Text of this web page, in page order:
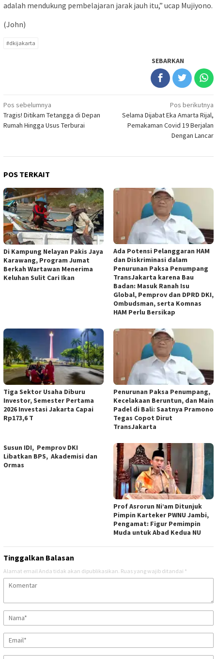
adalah mendukung pembelajaran jarak jauh itu,” ucap Mujiyono.
(John)
#dkijakarta
SEBARKAN
Navigasi
pos
Pos sebelumnya
Tragis! Ditikam Tetangga di Depan
Rumah Hingga Usus Terburai
Pos berikutnya
Selama Dijabat Eka Amarta Rijal,
Pemakaman Covid 19 Berjalan
Dengan Lancar
POS TERKAIT
Di Kampung Nelayan Pakis Jaya
Karawang, Program Jumat
Berkah Wartawan Menerima
Keluhan Sulit Cari Ikan
Ada Potensi Pelanggaran HAM
dan Diskriminasi dalam
Penurunan Paksa Penumpang
TransJakarta karena Bau
Badan: Masuk Ranah Isu
Global, Pemprov dan DPRD DKI,
Ombudsman, serta Komnas
HAM Perlu Bersikap
Tiga Sektor Usaha Diburu
Investor, Semester Pertama
2026 Investasi Jakarta Capai
Rp173,6 T
Penurunan Paksa Penumpang,
Kecelakaan Beruntun, dan Main
Padel di Bali: Saatnya Pramono
Tegas Copot Dirut
TransJakarta
Susun IDI, Pemprov DKI
Libatkan BPS, Akademisi dan
Ormas
Prof Asrorun Ni’am Ditunjuk
Pimpin Karteker PWNU Jambi,
Pengamat: Figur Pemimpin
Muda untuk Abad Kedua NU
Tinggalkan Balasan
Alamat email Anda tidak akan dipublikasikan. Ruas yang wajib ditandai *